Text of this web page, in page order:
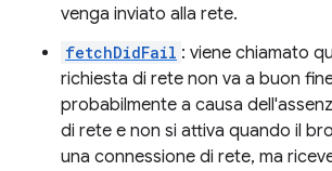
venga inviato alla rete.
fetchDidFail : viene chiamato
richiesta di rete non va a buon
probabilmente a causa
di rete e non si attiva quando il
una connessione di rete, ma